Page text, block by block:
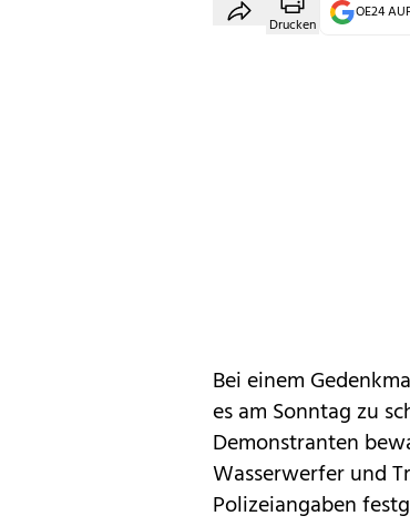
Drucken
OE24
Bei einem
es am Sonntag zu
Demonstranten
Wasserwerfer und
Polizeiangaben